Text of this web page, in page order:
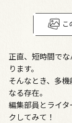
こ
正直、短時間で
ります。
そんなとき、多
なる存在。
編集部員とライ
クしてみて！